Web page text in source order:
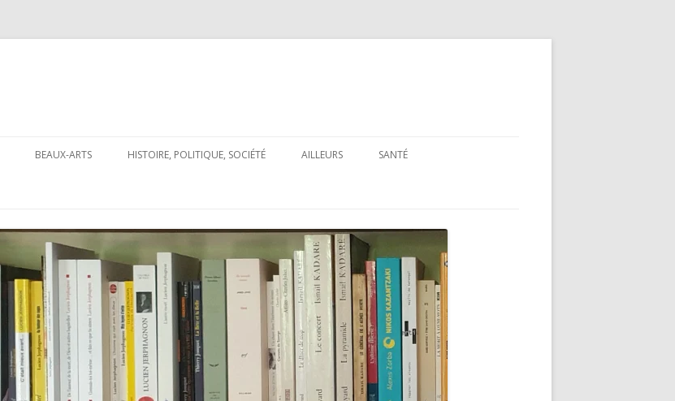
au
contenu
BEAUX-ARTS HISTOIRE, POLITIQUE, SOCIÉTÉ AILLEURS SANTÉ
SANTÉ : RUBRIQUE LÉGISLATIVE &
RÉGLEMENTAIRE
MON PARCOURS